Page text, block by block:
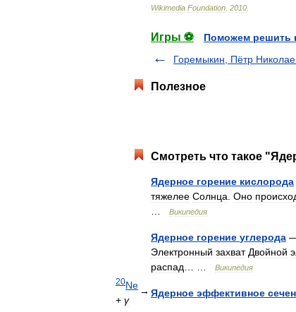
20Ne
+ γ
→
Wikimedia Foundation 2010
Игры ⚽ Поможем решить
Горемыкин
Пётр
Полезное
Смотреть что такое "
Ядерное горение кислорода
тяжелее Солнца Оно
Википедия
Ядерное горение углерода
Электронный захват Двойной
распад
Википедия
Ядерное эффективное